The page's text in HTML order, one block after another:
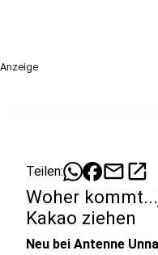
Anzeige
Teilen: mailopen_in_new
Woher
Kakao ziehen
Neu bei Antenne